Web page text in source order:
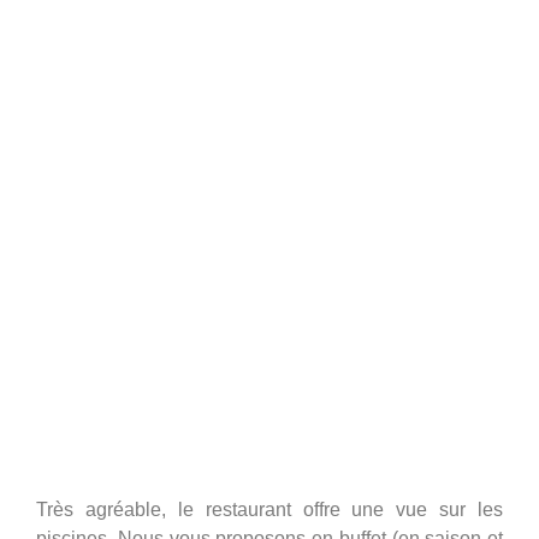
Très agréable, le restaurant offre une vue sur les